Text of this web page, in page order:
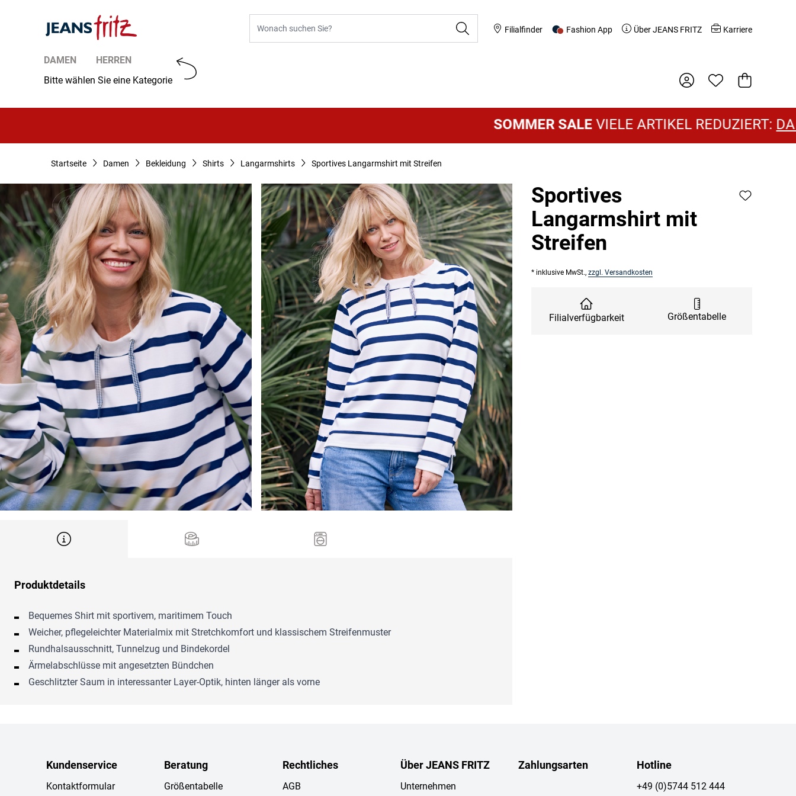
Filialfinder Fashion App Über JEANS FRITZ Karriere
DAMEN
HERREN
Bitte wählen Sie eine Kategorie
Warenkorb
SOMMER SALEVIELE ARTIKEL REDUZIERT:
Startseite Damen Bekleidung Shirts Langarmshirts Sportives Langarmshirt mit Streifen
Produktdetails
Bequemes Shirt mit sportivem, maritimem Touch
Weicher, pflegeleichter Materialmix mit Stretchkomfort und klassischem Streifenmuster
Rundhalsausschnitt, Tunnelzug und Bindekordel
Ärmelabschlüsse mit angesetzten Bündchen
Geschlitzter Saum in interessanter Layer-Optik, hinten länger als vorne
Sportives
Langarmshirt mit
Streifen
* inklusive MwSt., zzgl. Versandkosten
Filialverfügbarkeit Größentabelle
Kundenservice
Kontaktformular
Beratung
Größentabelle
Rechtliches
AGB
Über JEANS FRITZ
Unternehmen
Zahlungsarten Hotline
+49 (0)5744 512 444